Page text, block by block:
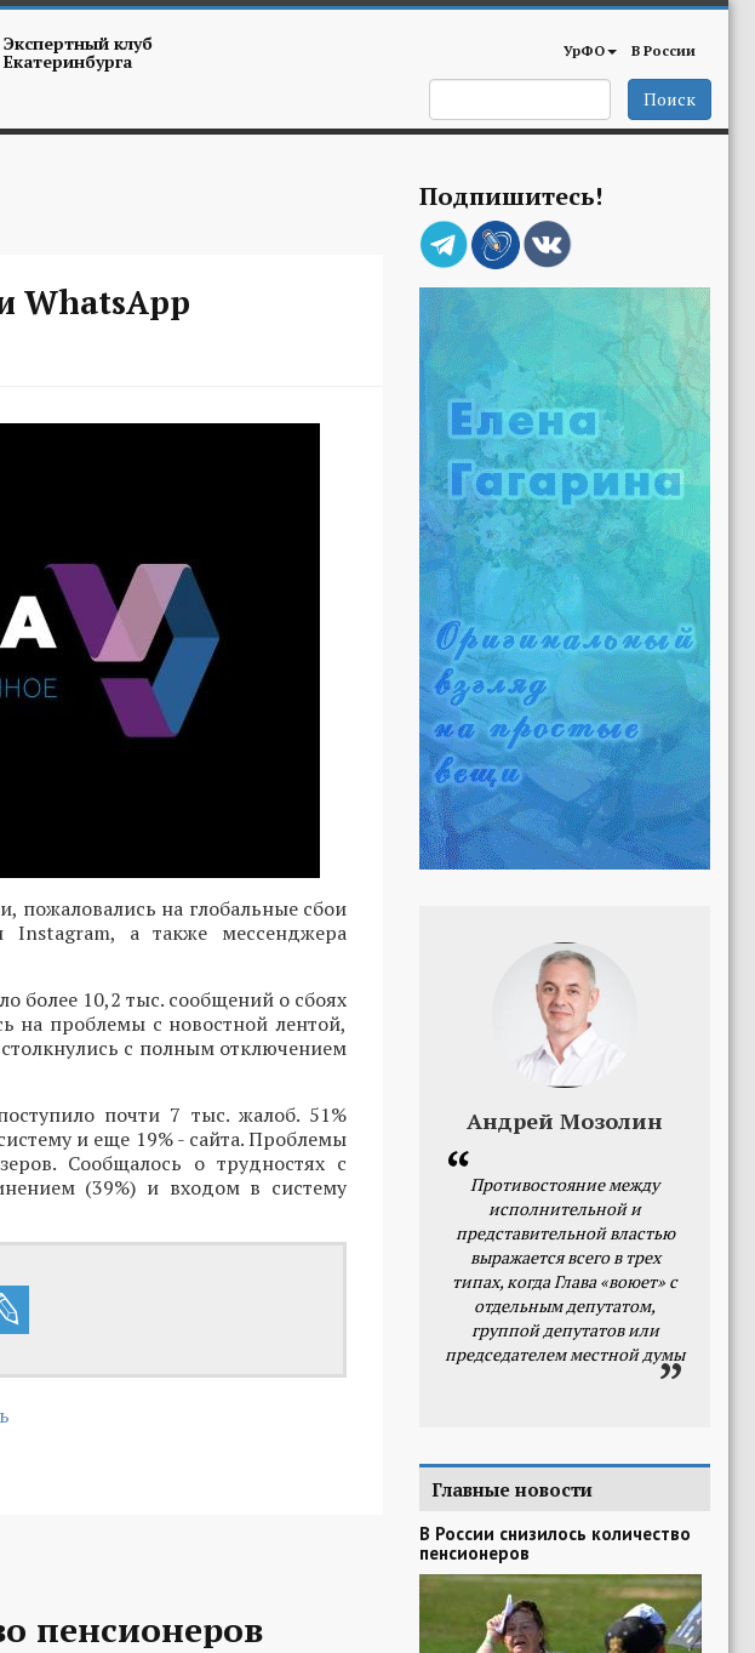
Экспертный клуб
Екатеринбурга УрФО В России
Поиск
WhatsApp
пожаловались на глобальные сбои
Instagram, а также мессенджера
более 10,2 тыс. сообщений о сбоях
на проблемы с новостной лентой,
с полным отключением
почти 7 тыс. жалоб. 51%
и еще 19% - сайта. Проблемы
Сообщалось о трудностях с
(39%) и входом в систему
пенсионеров
Подпишитесь!
Андрей Мозолин
Противостояние между
исполнительной и
представительной властью
выражается всего в трех
типах, когда Глава «воюет» с
отдельным депутатом,
группой депутатов или
председателем местной думы
Главные новости
В России снизилось количество
пенсионеров